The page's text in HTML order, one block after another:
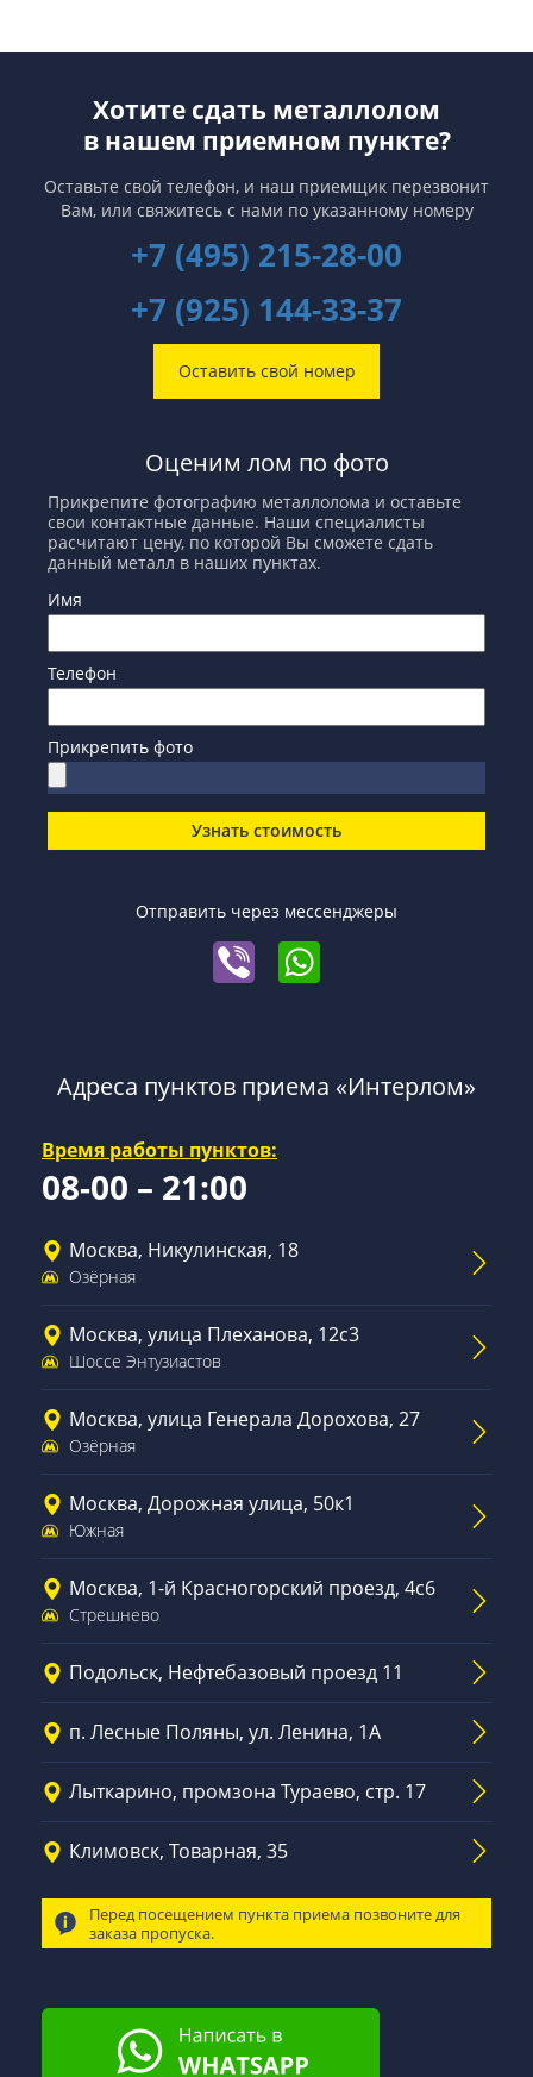
Хотите сдать металлолом
в нашем приемном пункте?
Оставьте свой телефон, и наш приемщик перезвонит
Вам, или свяжитесь с нами по указанному номеру
+7 (495) 215-28-00
+7 (925) 144-33-37
Оставить свой номер
Оценим лом по фото
Прикрепите фотографию металлолома и оставьте
свои контактные данные. Наши специалисты
расчитают цену, по которой Вы сможете сдать
данный металл в наших пунктах.
Имя
Телефон
Прикрепить фото
Узнать стоимость
Отправить через мессенджеры
Адреса пунктов приема «Интерлом»
Время работы пунктов:
08-00 – 21:00
Москва, Никулинская, 18
Озёрная
Москва, улица Плеханова, 12с3
Шоссе Энтузиастов
Москва, улица Генерала Дорохова, 27
Озёрная
Москва, Дорожная улица, 50к1
Южная
Москва, 1-й Красногорский проезд, 4с6
Стрешнево
Подольск, Нефтебазовый проезд 11
п. Лесные Поляны, ул. Ленина, 1А
Лыткарино, промзона Тураево, стр. 17
Климовск, Товарная, 35
Перед посещением пункта приема позвоните для
заказа пропуска.